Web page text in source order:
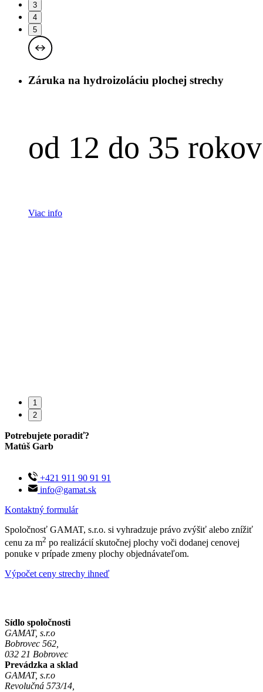
3
4
5
Záruka na hydroizoláciu plochej strechy
od 12 do 35 rokov
Viac info
1
2
Potrebujete poradiť?
Matúš Garb
+421 911 90 91 91
info@gamat.sk
Kontaktný formulár
Spoločnosť GAMAT, s.r.o. si vyhradzuje právo zvýšiť alebo znížiť
cenu za m2 po realizácií skutočnej plochy voči dodanej cenovej
ponuke v prípade zmeny plochy objednávateľom.
Výpočet ceny strechy ihneď
Sídlo spoločnosti
GAMAT, s.r.o
Bobrovec 562,
032 21 Bobrovec
Prevádzka a sklad
GAMAT, s.r.o
Revolučná 573/14,